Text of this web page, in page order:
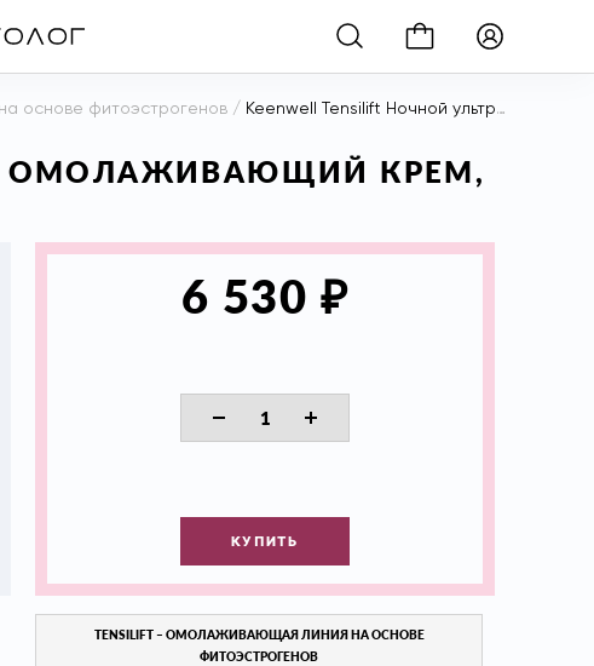
основе фитоэстрогенов / Keenwell Tensilift Ночной ультралифтинговый омолаживающий крем, 50 мл
ОМОЛАЖИВАЮЩИЙ КРЕМ,
6 530 ₽
КУПИТЬ
TENSILIFT – ОМОЛАЖИВАЮЩАЯ ЛИНИЯ НА ОСНОВЕ
ФИТОЭСТРОГЕНОВ